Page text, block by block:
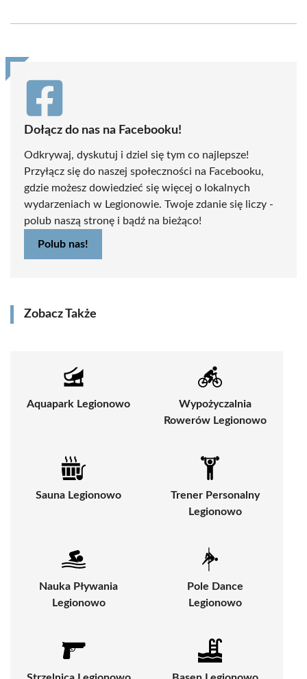
(Twitter)
Dołącz do nas na Facebooku!
Odkrywaj, dyskutuj i dziel się tym co najlepsze!
Przyłącz się do naszej społeczności na Facebooku,
gdzie możesz dowiedzieć się więcej o lokalnych
wydarzeniach w Legionowie. Twoje zdanie się liczy -
polub naszą stronę i bądź na bieżąco!
Polub nas!
Zobacz Także
Aquapark Legionowo
Wypożyczalnia
Rowerów Legionowo
Sauna Legionowo
Trener Personalny
Legionowo
Nauka Pływania
Legionowo
Pole Dance
Legionowo